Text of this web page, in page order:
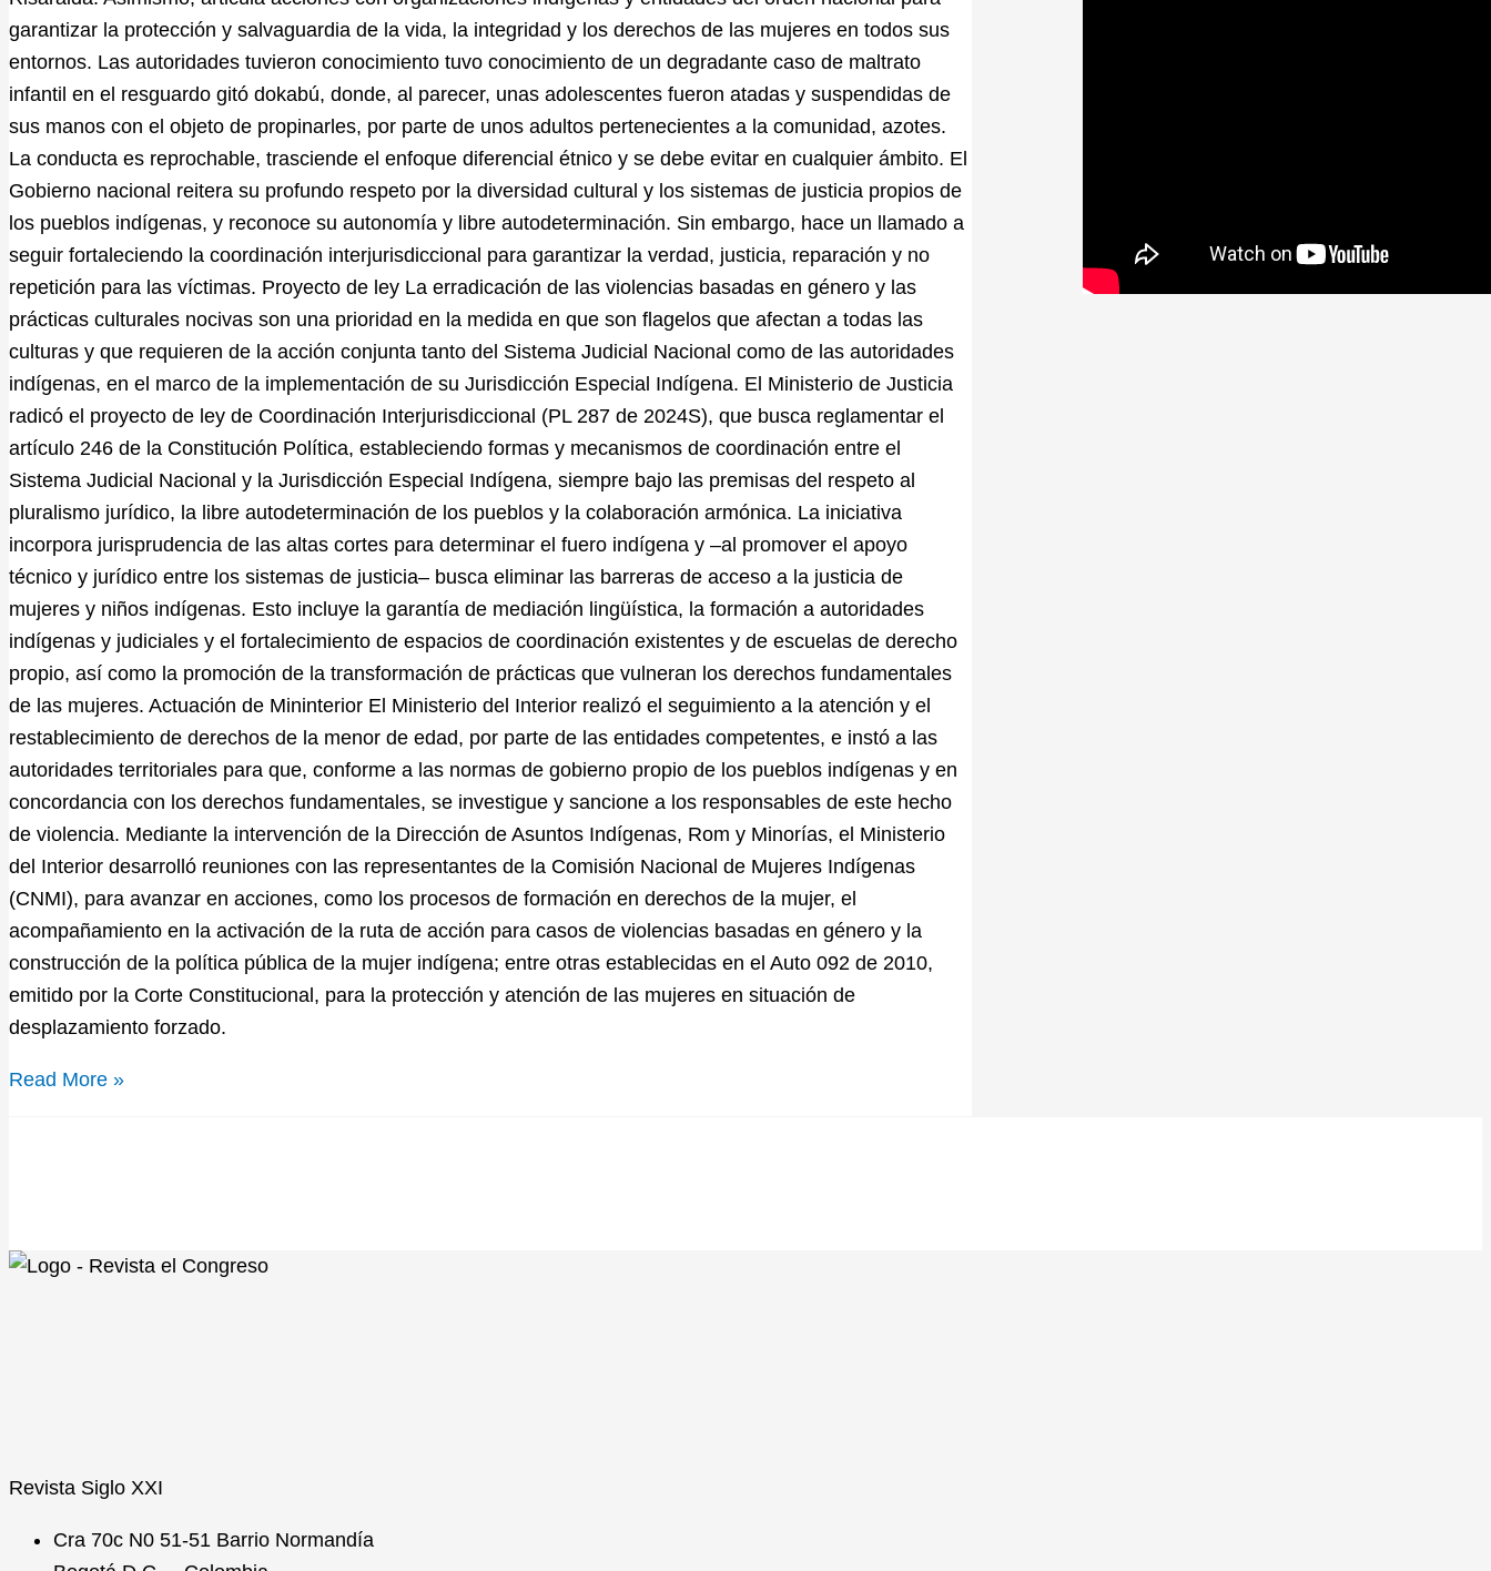
garantizar la protección y salvaguardia de la vida, la integridad y los derechos de las mujeres en todos sus
entornos. Las autoridades tuvieron conocimiento tuvo conocimiento de un degradante caso de maltrato
infantil en el resguardo gitó dokabú, donde, al parecer, unas adolescentes fueron atadas y suspendidas de
sus manos con el objeto de propinarles, por parte de unos adultos pertenecientes a la comunidad, azotes.
La conducta es reprochable, trasciende el enfoque diferencial étnico y se debe evitar en cualquier ámbito. El
Gobierno nacional reitera su profundo respeto por la diversidad cultural y los sistemas de justicia propios de
los pueblos indígenas, y reconoce su autonomía y libre autodeterminación. Sin embargo, hace un llamado a
seguir fortaleciendo la coordinación interjurisdiccional para garantizar la verdad, justicia, reparación y no
repetición para las víctimas. Proyecto de ley La erradicación de las violencias basadas en género y las
prácticas culturales nocivas son una prioridad en la medida en que son flagelos que afectan a todas las
culturas y que requieren de la acción conjunta tanto del Sistema Judicial Nacional como de las autoridades
indígenas, en el marco de la implementación de su Jurisdicción Especial Indígena. El Ministerio de Justicia
radicó el proyecto de ley de Coordinación Interjurisdiccional (PL 287 de 2024S), que busca reglamentar el
artículo 246 de la Constitución Política, estableciendo formas y mecanismos de coordinación entre el
Sistema Judicial Nacional y la Jurisdicción Especial Indígena, siempre bajo las premisas del respeto al
pluralismo jurídico, la libre autodeterminación de los pueblos y la colaboración armónica. La iniciativa
incorpora jurisprudencia de las altas cortes para determinar el fuero indígena y –al promover el apoyo
técnico y jurídico entre los sistemas de justicia– busca eliminar las barreras de acceso a la justicia de
mujeres y niños indígenas. Esto incluye la garantía de mediación lingüística, la formación a autoridades
indígenas y judiciales y el fortalecimiento de espacios de coordinación existentes y de escuelas de derecho
propio, así como la promoción de la transformación de prácticas que vulneran los derechos fundamentales
de las mujeres. Actuación de Mininterior El Ministerio del Interior realizó el seguimiento a la atención y el
restablecimiento de derechos de la menor de edad, por parte de las entidades competentes, e instó a las
autoridades territoriales para que, conforme a las normas de gobierno propio de los pueblos indígenas y en
concordancia con los derechos fundamentales, se investigue y sancione a los responsables de este hecho
de violencia. Mediante la intervención de la Dirección de Asuntos Indígenas, Rom y Minorías, el Ministerio
del Interior desarrolló reuniones con las representantes de la Comisión Nacional de Mujeres Indígenas
(CNMI), para avanzar en acciones, como los procesos de formación en derechos de la mujer, el
acompañamiento en la activación de la ruta de acción para casos de violencias basadas en género y la
construcción de la política pública de la mujer indígena; entre otras establecidas en el Auto 092 de 2010,
emitido por la Corte Constitucional, para la protección y atención de las mujeres en situación de
desplazamiento forzado.
Read More »
Revista Siglo XXI
Cra 70c N0 51-51 Barrio Normandía